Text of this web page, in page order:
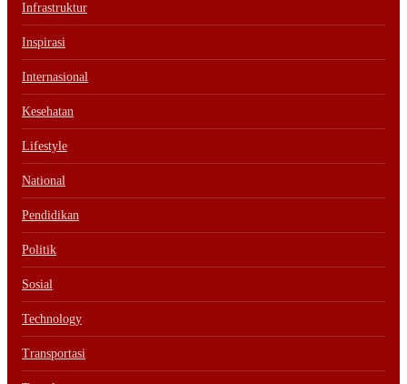
Infrastruktur
Inspirasi
Internasional
Kesehatan
Lifestyle
National
Pendidikan
Politik
Sosial
Technology
Transportasi